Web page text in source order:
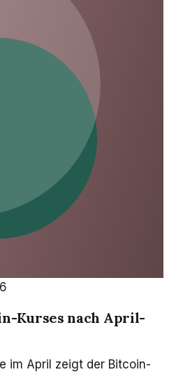
Kurses nach April-
im April zeigt der Bitcoin-